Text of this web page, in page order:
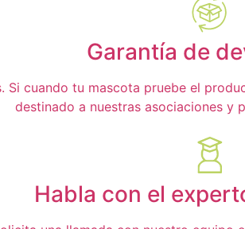
Garantía de
cuando tu mascota pruebe el
destinado a nuestras asociaciones y
Habla con el